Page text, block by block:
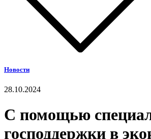
Новости
28.10.2024
С помощью
господдержки в